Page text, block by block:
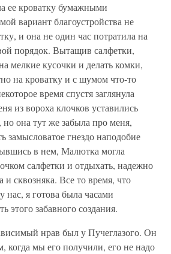
ее кроватку бумажными
вариант благоустройства не
и она не один час потратила на
порядок. Вытащив салфетки,
мелкие кусочки и делать комки,
на кроватку и с шумом что-то
время спустя заглянула
из вороха клочков уставились
но она тут же забыла про меня,
замысловатое гнездо наподобие
в нем, Малютка могла
салфетки и отдыхать, надежно
сквозняка. Все то время, что
нас, я готова была часами
этого забавного создания.
нрав был у Пучеглазого. Он
когда мы его получили, его не надо